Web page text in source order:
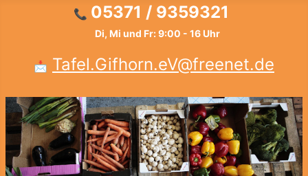
📞 05371 / 9359321
Di, Mi und Fr: 9:00 - 16 Uhr
📩 Tafel.Gifhorn.eV@freenet.de